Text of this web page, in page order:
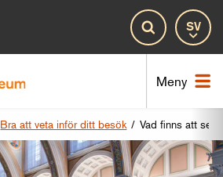
Meny
Sök
Bra att veta inför ditt besök / Vad finns att se i